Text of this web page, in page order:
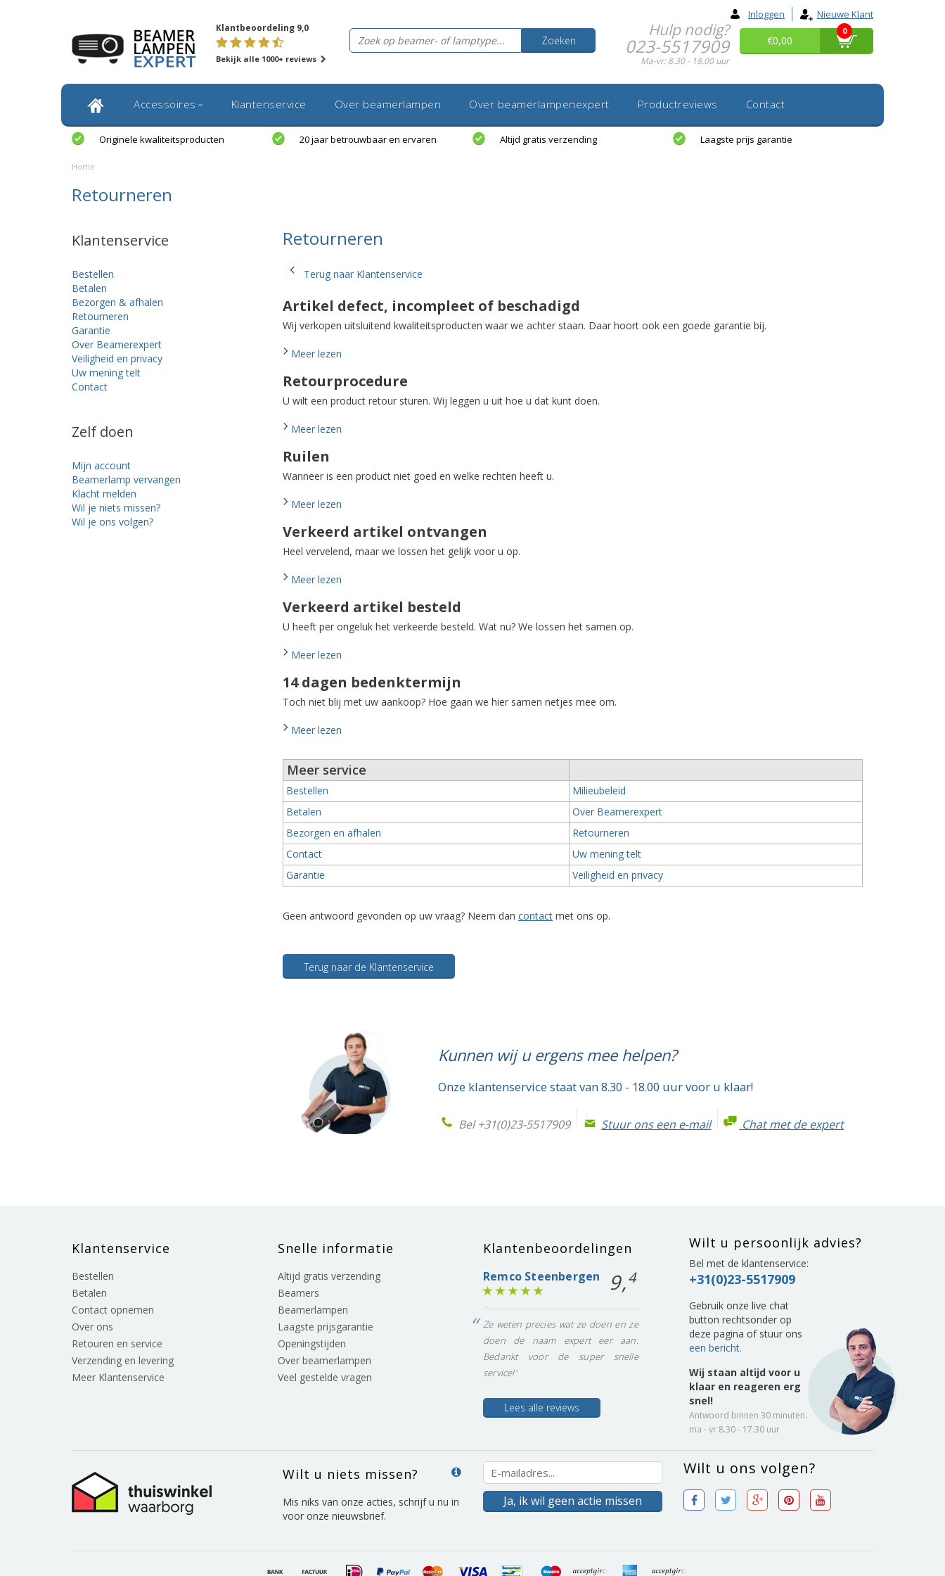
Inloggen Nieuwe Klant
Klantbeoordeling 9,0
Bekijk alle 1000+ reviews
Zoeken
Hulp nodig?
023-5517909
Ma-vr: 8.30 - 18.00 uur
€0,00
0
Accessoires Klantenservice Over beamerlampen Over beamerlampenexpert Productreviews Contact
Originele kwaliteitsproducten 20 jaar betrouwbaar en ervaren Altijd gratis verzending Laagste prijs garantie
Home
Retourneren
Klantenservice
Bestellen
Betalen
Bezorgen & afhalen
Retourneren
Garantie
Over Beamerexpert
Veiligheid en privacy
Uw mening telt
Contact
Zelf doen
Mijn account
Beamerlamp vervangen
Klacht melden
Wil je niets missen?
Wil je ons volgen?
Retourneren
Terug naar Klantenservice
Artikel defect, incompleet of beschadigd
Wij verkopen uitsluitend kwaliteitsproducten waar we achter staan. Daar hoort ook een goede garantie bij.
Meer lezen
Retourprocedure
U wilt een product retour sturen. Wij leggen u uit hoe u dat kunt doen.
Meer lezen
Ruilen
Wanneer is een product niet goed en welke rechten heeft u.
Meer lezen
Verkeerd artikel ontvangen
Heel vervelend, maar we lossen het gelijk voor u op.
Meer lezen
Verkeerd artikel besteld
U heeft per ongeluk het verkeerde besteld. Wat nu? We lossen het samen op.
Meer lezen
14 dagen bedenktermijn
Toch niet blij met uw aankoop? Hoe gaan we hier samen netjes mee om.
Meer lezen
Meer service
Bestellen
Milieubeleid
Betalen
Over Beamerexpert
Bezorgen en afhalen
Retourneren
Contact
Uw mening telt
Garantie
Veiligheid en privacy
Geen antwoord gevonden op uw vraag? Neem dan contact met ons op.
Terug naar de Klantenservice
Kunnen wij u ergens mee helpen?
Onze klantenservice staat van 8.30 - 18.00 uur voor u klaar!
Bel +31(0)23-5517909 Stuur ons een e-mail Chat met de expert
Klantenservice
Bestellen
Betalen
Contact opnemen
Over ons
Retouren en service
Verzending en levering
Meer Klantenservice
Snelle informatie
Altijd gratis verzending
Beamers
Beamerlampen
Laagste prijsgarantie
Openingstijden
Over beamerlampen
Veel gestelde vragen
Klantenbeoordelingen
Remco Steenbergen 9,4
Ze weten precies wat ze doen en ze
doen de naam expert eer aan.
Bedankt voor de super snelle
service!'
Lees alle reviews
Wilt u persoonlijk advies?
Bel met de klantenservice:
+31(0)23-5517909
Gebruik onze live chat
button rechtsonder op
deze pagina of stuur ons
een bericht.
Wij staan altijd voor u
klaar en reageren erg
snel!
Antwoord binnen 30 minuten.
ma - vr 8.30 - 17.30 uur
Wilt u niets missen?
Mis niks van onze acties, schrijf u nu in
voor onze nieuwsbrief.
Ja, ik wil geen actie missen
Wilt u ons volgen?